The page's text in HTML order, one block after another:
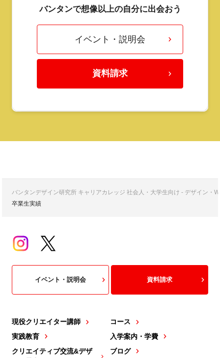
バンタンで想像以上の自分に出会おう
イベント・説明会
資料請求
バンタンデザイン研究所 キャリアカレッジ 社会人・大学生向け - デザイン・
卒業生実績
現役クリエイター講師
実践教育
クリエイティブ交流&デザ
コース
入学案内・学費
ブログ
イベント・説明会 資料請求